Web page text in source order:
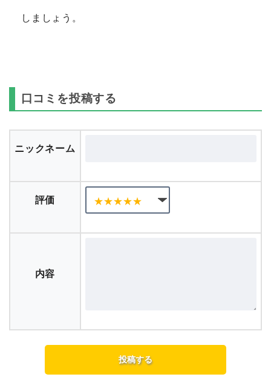
しましょう。
口コミを投稿する
ニックネーム
評価
内容